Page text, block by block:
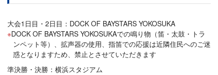
大会1日目・2日目：DOCK OF BAYSTARS YOKOSUKA
DOCK OF BAYSTARS YOKOSUKAでの鳴り物（笛・太鼓・トラ
ンペット等）、拡声器の使用、指笛での応援は近隣住民へのご迷
惑となりますため、禁止とさせていただきます
準決勝・決勝：横浜スタジアム